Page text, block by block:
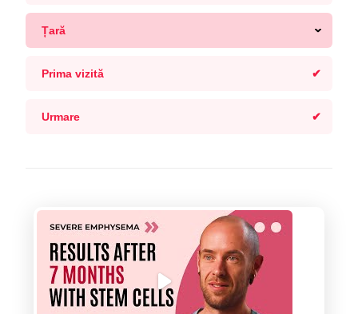
Țară
Prima vizită
Urmare